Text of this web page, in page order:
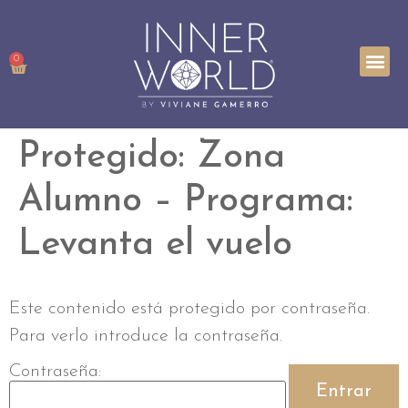
0
Protegido: Zona
Alumno – Programa:
Levanta el vuelo
Este contenido está protegido por contraseña.
Para verlo introduce la contraseña.
Contraseña: